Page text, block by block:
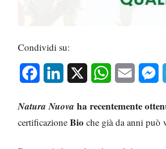
Condividi su:
Facebook LinkedIn WhatsAppEmail
Natura Nuova ha recentemente
certificazione Bio che già da anni può